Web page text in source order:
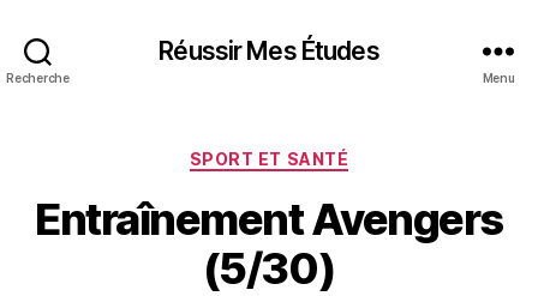
Recherche
Réussir Mes Études
Menu
Catégories
SPORT ET SANTÉ
Entraînement Avengers
(5/30)